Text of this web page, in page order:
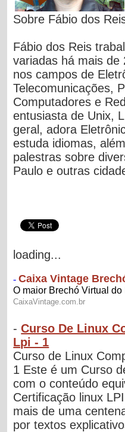
Sobre Fábio dos
Fábio dos Reis
variadas há mais de
nos campos de
Telecomunicações,
Computadores e
entusiasta de Unix,
geral, adora
estuda idiomas,
palestras sobre
Paulo e outras
loading...
-Curso De Linux
Lpi - 1
Curso de Linux
1 Este é um Curso
com o conteúdo
Certificação linux
mais de uma
por textos